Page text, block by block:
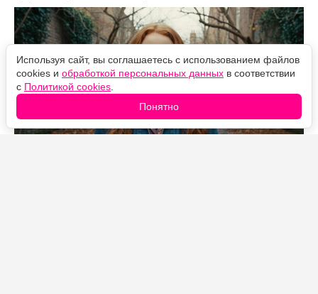
Используя сайт, вы соглашаетесь с использованием файлов
cookies и обработкой персональных данных в соответствии
с Политикой cookies
Понятно